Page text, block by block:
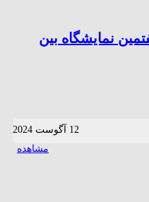
نمایشگاه بین
12 آگوست 2024
مشاهده